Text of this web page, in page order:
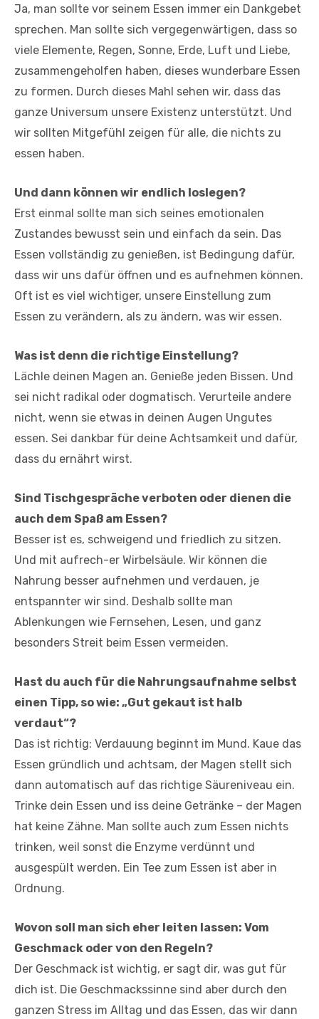
Ja, man sollte vor seinem Essen immer ein Dankgebet
sprechen. Man sollte sich vergegenwärtigen, dass so
viele Elemente, Regen, Sonne, Erde, Luft und Liebe,
zusammengeholfen haben, dieses wunderbare Essen
zu formen. Durch dieses Mahl sehen wir, dass das
ganze Universum unsere Existenz unterstützt. Und
wir sollten Mitgefühl zeigen für alle, die nichts zu
essen haben.
Und dann können wir endlich loslegen?
Erst einmal sollte man sich seines emotionalen
Zustandes bewusst sein und einfach da sein. Das
Essen vollständig zu genießen, ist Bedingung dafür,
dass wir uns dafür öffnen und es aufnehmen können.
Oft ist es viel wichtiger, unsere Einstellung zum
Essen zu verändern, als zu ändern, was wir essen.
Was ist denn die richtige Einstellung?
Lächle deinen Magen an. Genieße jeden Bissen. Und
sei nicht radikal oder dogmatisch. Verurteile andere
nicht, wenn sie etwas in deinen Augen Ungutes
essen. Sei dankbar für deine Achtsamkeit und dafür,
dass du ernährt wirst.
Sind Tischgespräche verboten oder dienen die
auch dem Spaß am Essen?
Besser ist es, schweigend und friedlich zu sitzen.
Und mit aufrech-er Wirbelsäule. Wir können die
Nahrung besser aufnehmen und verdauen, je
entspannter wir sind. Deshalb sollte man
Ablenkungen wie Fernsehen, Lesen, und ganz
besonders Streit beim Essen vermeiden.
Hast du auch für die Nahrungsaufnahme selbst
einen Tipp, so wie: „Gut gekaut ist halb
verdaut“?
Das ist richtig: Verdauung beginnt im Mund. Kaue das
Essen gründlich und achtsam, der Magen stellt sich
dann automatisch auf das richtige Säureniveau ein.
Trinke dein Essen und iss deine Getränke – der Magen
hat keine Zähne. Man sollte auch zum Essen nichts
trinken, weil sonst die Enzyme verdünnt und
ausgespült werden. Ein Tee zum Essen ist aber in
Ordnung.
Wovon soll man sich eher leiten lassen: Vom
Geschmack oder von den Regeln?
Der Geschmack ist wichtig, er sagt dir, was gut für
dich ist. Die Geschmackssinne sind aber durch den
ganzen Stress im Alltag und das Essen, das wir dann